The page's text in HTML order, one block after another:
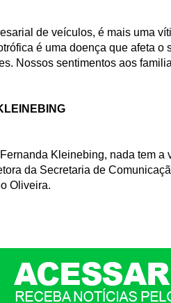
de veículos, é mais uma
é uma doença que afeta
Nossos sentimentos aos
Kleinebing, nada tem
da Secretaria de
Oliveira.